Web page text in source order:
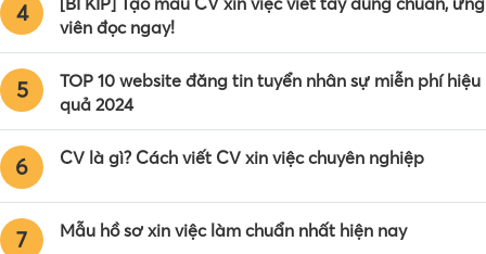
4
viên đọc ngay!
5
TOP 10 website đăng tin tuyển nhân sự miễn phí hiệu
quả 2024
6 CV là gì? Cách viết CV xin việc chuyên nghiệp
7 Mẫu hồ sơ xin việc làm chuẩn nhất hiện nay